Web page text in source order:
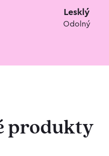
Lesklý
Odolný
produkty